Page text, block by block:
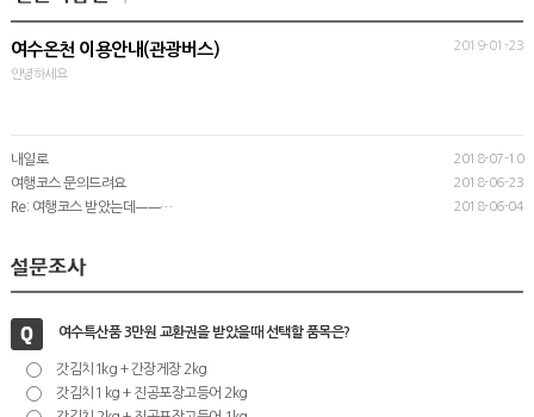
여수온천 이용안내(관광버스)
안녕하세요
2019-01-23
내일로 2018-07-10
여행코스 문의드려요 2018-06-23
Re: 여행코스 받았는데ㅡㅡ… 2018-06-04
여수특산품 3만원 교환권을 받았을때 선택할 품목은?
갓김치1kg + 간장게장 2kg
갓김치1 kg + 진공포장고등어 2kg